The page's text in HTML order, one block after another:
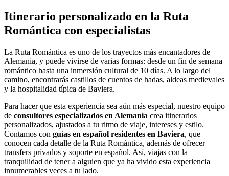
Itinerario personalizado en la Ruta
Romántica con especialistas
La Ruta Romántica es uno de los trayectos más encantadores de
Alemania, y puede vivirse de varias formas: desde un fin de semana
romántico hasta una inmersión cultural de 10 días. A lo largo del
camino, encontrarás castillos de cuentos de hadas, aldeas medievales
y la hospitalidad típica de Baviera.
Para hacer que esta experiencia sea aún más especial, nuestro equipo
de consultores especializados en Alemania crea itinerarios
personalizados, ajustados a tu ritmo de viaje, intereses y estilo.
Contamos con guías en español residentes en Baviera, que
conocen cada detalle de la Ruta Romántica, además de ofrecer
transfers privados y soporte en español. Así, viajas con la
tranquilidad de tener a alguien que ya ha vivido esta experiencia
innumerables veces a tu lado.